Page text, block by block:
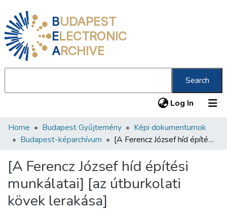
BUDAPEST
ELECTRONIC
ARCHIVE
Search
Log In (current)
Communities & Collections
Statistics
About us
Home Budapest Gyűjtemény
Képi dokumentumok
Budapest-képarchívum
[A Ferencz József híd építési munkálatai] [az útburkolati kövek lerakása]
[A Ferencz József híd építési
munkálatai] [az útburkolati
kövek lerakása]